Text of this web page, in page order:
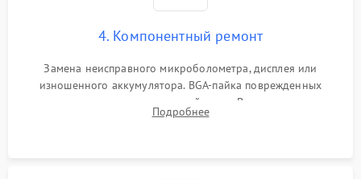
4. Компонентный ремонт
Замена неисправного микроболометра, дисплея или
изношенного аккумулятора. BGA-пайка поврежденных
контроллеров на материнской плате. Восстановление
разъемов и кнопок, замена поврежденных элементов
Подробнее